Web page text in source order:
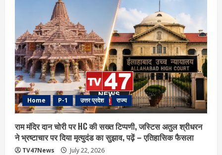
Home P-1 उत्तर प्रदेश राज्य
राम मंदिर दान चोरी पर HC की सख्त टिप्पणी, जस्टिस अतुल श्रीधरन
ने भ्रष्टाचार पर द‍िया मृत्युदंड का सुझाव, पढ़ें – एत‍िहास‍िक फैसला
TV47News July 22, 2026